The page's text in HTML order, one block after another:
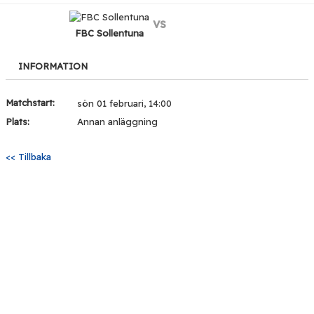
FBC Sollentuna
vs
INFORMATION
Matchstart:
sön 01 februari, 14:00
Plats:
Annan anläggning
<< Tillbaka